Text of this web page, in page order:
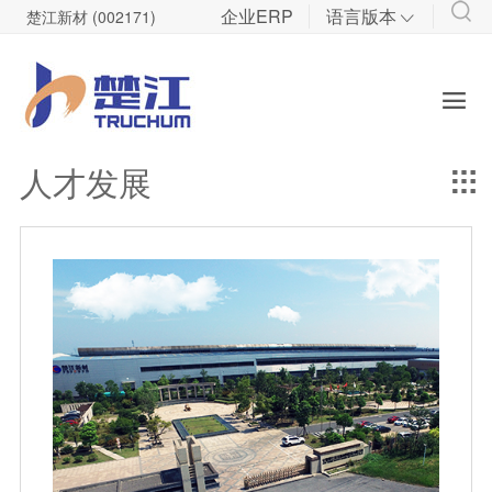
楚江新材 (002171) 语言版本 
企业ERP

先进铜基材料研发
股票信息
定期报告
调研登记
公司研报
人才发展 